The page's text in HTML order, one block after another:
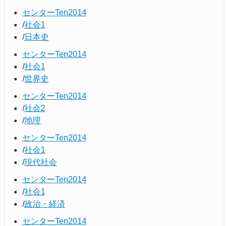
センターTen2014
社会1
日本史
センターTen2014
社会1
世界史
センターTen2014
社会2
地理
センターTen2014
社会1
現代社会
センターTen2014
社会1
政治・経済
センターTen2014